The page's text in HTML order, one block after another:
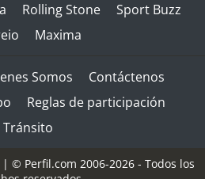
Rolling Stone
Sport Buzz
Maxima
Somos
Contáctenos
Reglas de participación
Tránsito
| © Perfil.com 2006-2026 - Todos los